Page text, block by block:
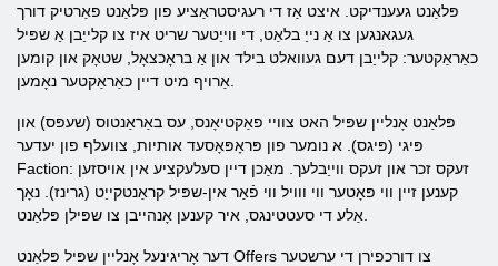
פּלאַנט געענדיקט. איצט אַז די רעגיסטראַציע פון ​​פּלאַנט פאַרטיק דורך
געגאנגען צו אַ נייַ בלאַט, די ווייַטער שריט איז צו קלייַבן אַ שפּיל
כאַראַקטער: קלייַבן דעם געוואלט בילד און אַ בראָכצאָל, שטאָק און קומען
פּלאַנט אָנליין שפּיל האט צוויי פאַקטיאָנס, עס באַראַנטוס (שעפּס) און
פּיגי (פּיגס). א נומער פון פּראָפּאָסעד אותיות, צוועלף פון יעדער
Faction: זעקס זכר און זעקס ווייַבלעך. מאַכן דיין סעלעקציע אין אויסזען
קענען זיין ווי פּאָטער ווי ווויל ווי פֿאַר אין-שפּיל קראַנטקייַט (גרינז). נאָך
דער אָריגינעל אָנליין שפּיל פּלאַנט Offers צו דורכפירן די ערשטער